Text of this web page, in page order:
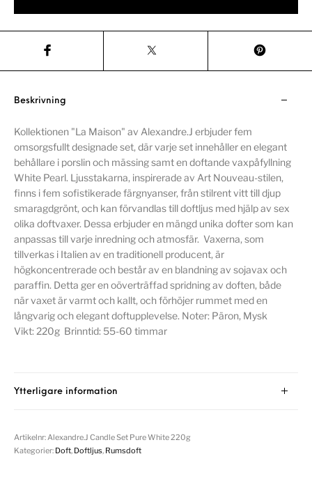
Beskrivning
Kollektionen "La Maison" av Alexandre.J erbjuder fem
omsorgsfullt designade set, där varje set innehåller en elegant
behållare i porslin och mässing samt en doftande vaxpåfyllning
White Pearl. Ljusstakarna, inspirerade av Art Nouveau-stilen,
finns i fem sofistikerade färgnyanser, från stilrent vitt till djup
smaragdgrönt, och kan förvandlas till doftljus med hjälp av sex
olika doftvaxer. Dessa erbjuder en mängd unika dofter som kan
anpassas till varje inredning och atmosfär. Vaxerna, som
tillverkas i Italien av en traditionell producent, är
högkoncentrerade och består av en blandning av sojavax och
paraffin. Detta ger en oöverträffad spridning av doften, både
när vaxet är varmt och kallt, och förhöjer rummet med en
långvarig och elegant doftupplevelse. Noter: Päron, Mysk
Vikt: 220g Brinntid: 55-60 timmar
Ytterligare information
Artikelnr: Alexandre.J Candle Set Pure White 220g
Kategorier: Doft Doftljus Rumsdoft